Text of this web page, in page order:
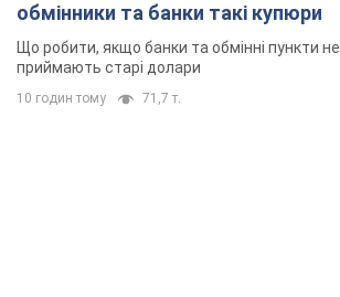
обмінники та банки такі купюри
Що робити, якщо банки та обмінні пункти не
приймають старі долари
10 годин тому 71,7 т.